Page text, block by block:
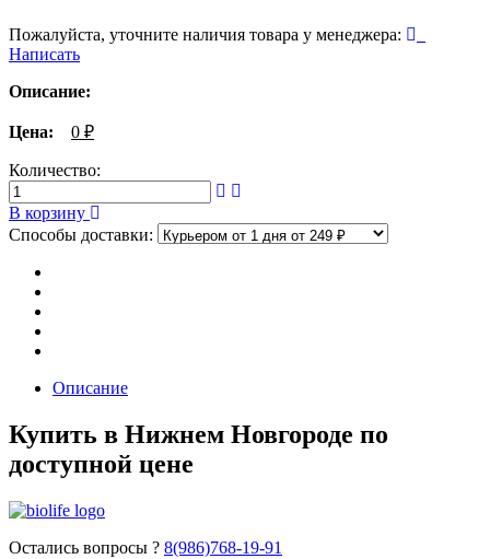
Пожалуйста, уточните наличия товара у менеджера:
Написать
Описание:
Цена: 0 ₽
Количество:
В корзину
Способы доставки:
Описание
Купить в Нижнем Новгороде по
доступной цене
Остались вопросы ? 8(986)768-19-91